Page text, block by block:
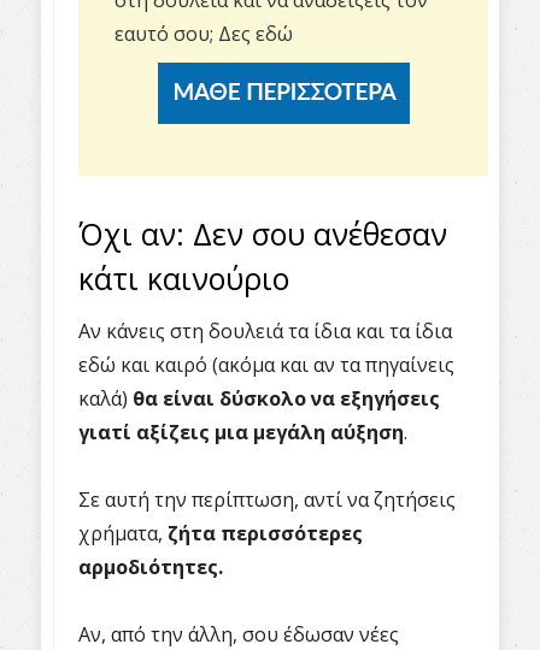
εαυτό σου; Δες εδώ
Όχι αν: Δεν σου ανέθεσαν
κάτι καινούριο
Αν κάνεις στη δουλειά τα ίδια και τα ίδια
εδώ και καιρό (ακόμα και αν τα πηγαίνεις
καλά) θα είναι δύσκολο να εξηγήσεις
γιατί αξίζεις μια μεγάλη αύξηση.
Σε αυτή την περίπτωση, αντί να ζητήσεις
χρήματα, ζήτα περισσότερες
αρμοδιότητες.
Αν, από την άλλη, σου έδωσαν νέες